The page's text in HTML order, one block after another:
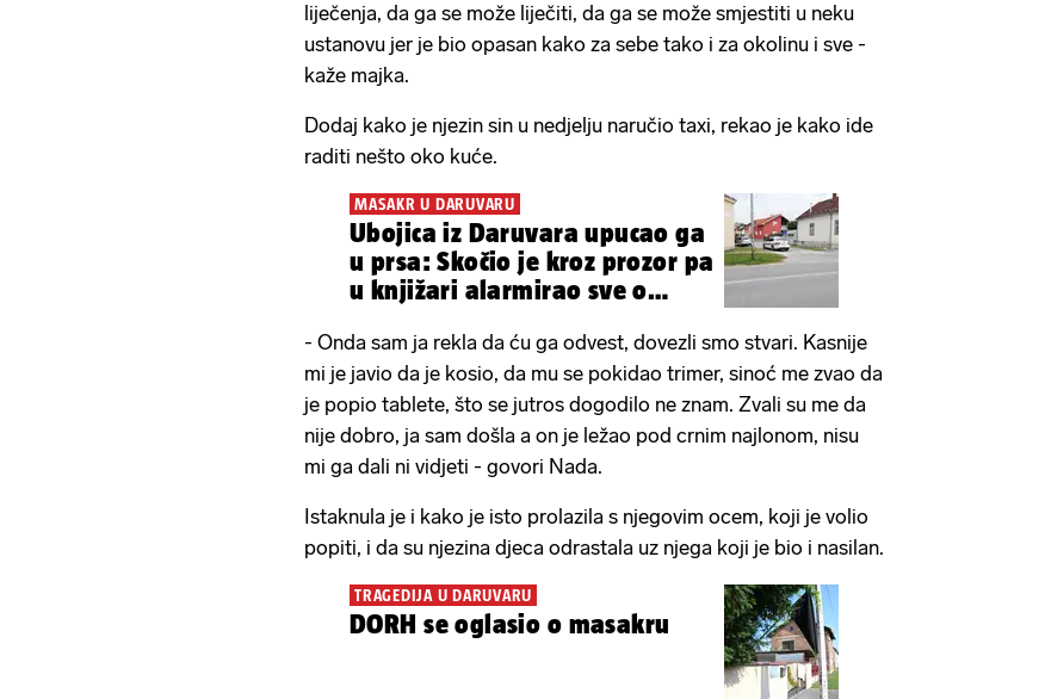
liječenja, da ga se može liječiti, da ga se može smjestiti u neku
ustanovu jer je bio opasan kako za sebe tako i za okolinu i sve -
kaže majka.
Dodaj kako je njezin sin u nedjelju naručio taxi, rekao je kako ide
raditi nešto oko kuće.
MASAKR U DARUVARU
Ubojica iz Daruvara upucao ga
u prsa: Skočio je kroz prozor pa
u knjižari alarmirao sve o
- Onda sam ja rekla da ću ga odvest, dovezli smo stvari. Kasnije
mi je javio da je kosio, da mu se pokidao trimer, sinoć me zvao da
je popio tablete, što se jutros dogodilo ne znam. Zvali su me da
nije dobro, ja sam došla a on je ležao pod crnim najlonom, nisu
mi ga dali ni vidjeti - govori Nada.
Istaknula je i kako je isto prolazila s njegovim ocem, koji je volio
popiti, i da su njezina djeca odrastala uz njega koji je bio i nasilan.
TRAGEDIJA U DARUVARU
DORH se oglasio o masakru